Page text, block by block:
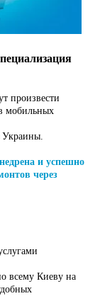
произвести
мобильных
Украины.
и успешно
через
всему Киеву на